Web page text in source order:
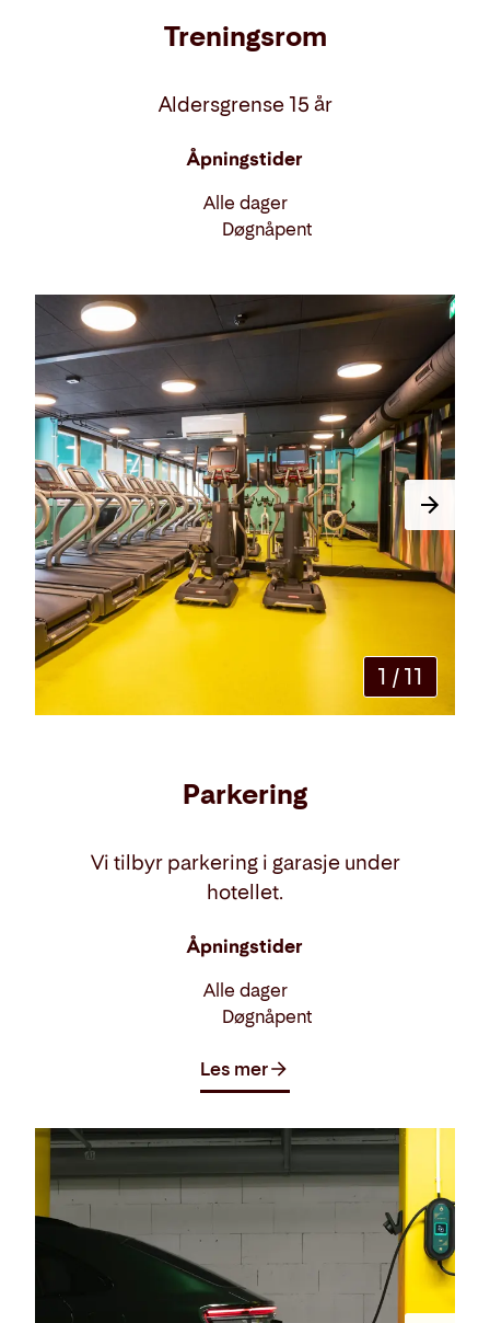
Treningsrom
Aldersgrense 15 år
Åpningstider
Alle dager
Døgnåpent
1 / 11
Parkering
Vi tilbyr parkering i garasje under
hotellet.
Åpningstider
Alle dager
Døgnåpent
Les mer